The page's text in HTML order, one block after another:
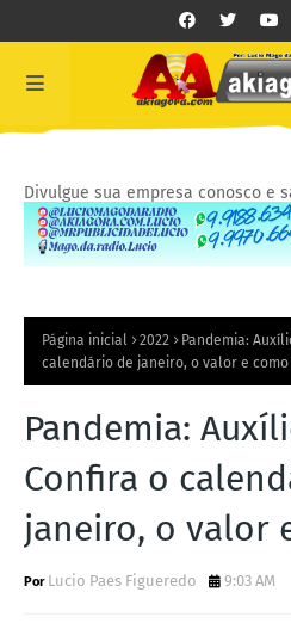
Divulgue sua empresa conosco e
Página inicial 2022
Pandemia:
calendário de janeiro, o valor e
Pandemia:
Confira o
janeiro, o valor
Lucio Paes Figueredo 9:03 AM